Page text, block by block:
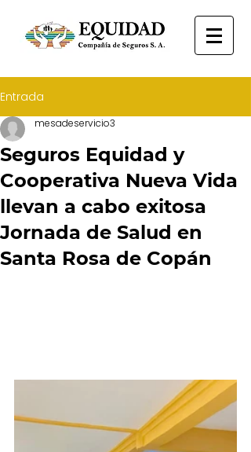
Entrada
Seguros Equidad y
Cooperativa Nueva Vida
llevan a cabo exitosa
Jornada de Salud en
Santa Rosa de Copán
mesadeservicio3